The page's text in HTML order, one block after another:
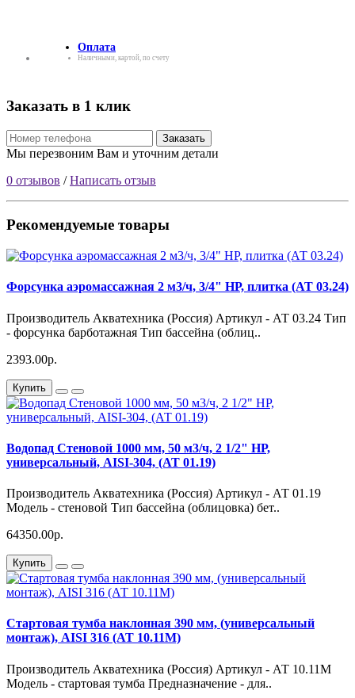
Оплата
Наличными, картой, по счету
Заказать в 1 клик
Заказать
Мы перезвоним Вам и уточним детали
0 отзывов /Написать отзыв
Рекомендуемые товары
Форсунка аэромассажная 2 м3/ч, 3/4" НР, плитка (АТ 03.24)
Производитель Акватехника (Россия) Артикул - АТ 03.24 Тип
- форсунка барботажная Тип бассейна (облиц..
2393.00р.
Купить
Водопад Стеновой 1000 мм, 50 м3/ч, 2 1/2" НР,
универсальный, AISI-304, (АТ 01.19)
Производитель Акватехника (Россия) Артикул - АТ 01.19
Модель - стеновой Тип бассейна (облицовка) бет..
64350.00р.
Купить
Стартовая тумба наклонная 390 мм, (универсальный
монтаж), AISI 316 (АТ 10.11M)
Производитель Акватехника (Россия) Артикул - АТ 10.11М
Модель - стартовая тумба Предназначение - для..